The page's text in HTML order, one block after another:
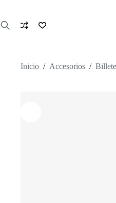
contenido
Inicio / Accesorios /